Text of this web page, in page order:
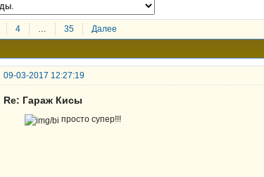
4 … 35 Далее
09-03-2017 12:27:19
Re: Гараж Кисы
просто супер!!!